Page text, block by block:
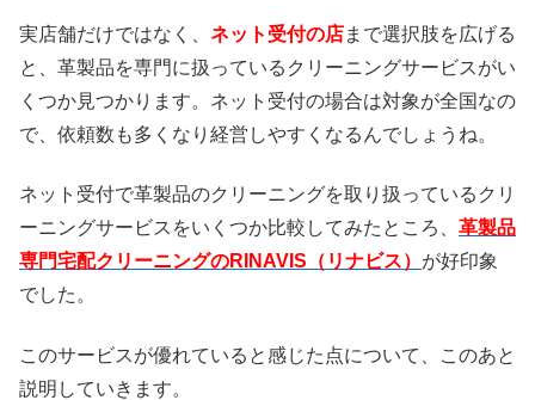
実店舗だけではなく、 ネット受付の店まで選択肢を広げる
と、革製品を専門に扱っているクリーニングサービスがい
くつか見つかります。ネット受付の場合は対象が全国なの
で、依頼数も多くなり経営しやすくなるんでしょうね。
ネット受付で革製品のクリーニングを取り扱っているクリ
ーニングサービスをいくつか比較してみたところ、 革製品
専門宅配クリーニングのRINAVIS（リナビス） が好印象
でした。
このサービスが優れていると感じた点について、このあと
説明していきます。